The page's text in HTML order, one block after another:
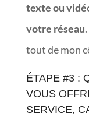
texte ou
votre réseau
tout de mon
ÉTAPE #3 :
VOUS
SERVICE,